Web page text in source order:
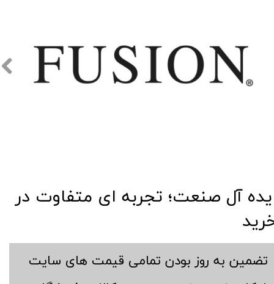
​تضمین به روز بودن تمامی قیمت های سایت
آل صنعت؛ تجربه ای متفاوت در